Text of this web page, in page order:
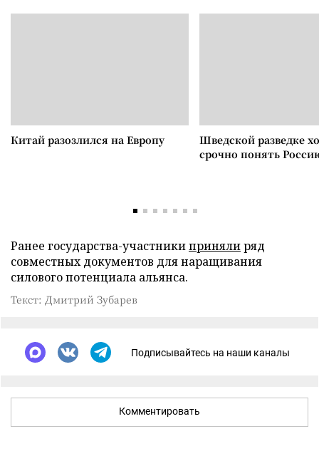
Китай разозлился на Европу
Шведской разведке
срочно понять
Ранее государства-участникипринялиряд
совместных документов для наращивания
силового потенциала альянса.
Текст: Дмитрий Зубарев
Подписывайтесь на наши каналы
Комментировать